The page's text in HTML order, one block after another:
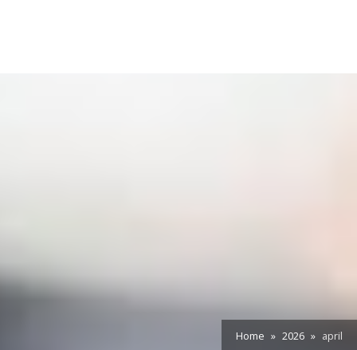
Home 2026 april